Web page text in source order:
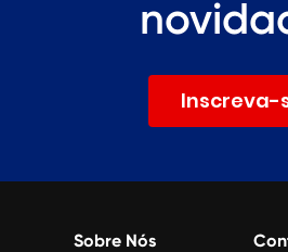
Inscreva-
Sobre Nós